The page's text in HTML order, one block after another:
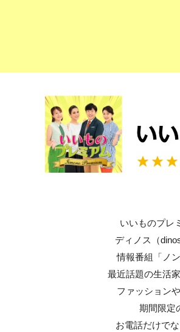
いいものプレ
ディノス（
情報番組「ノ
最近話題の生活
ファッション
期間限定
お電話だけで